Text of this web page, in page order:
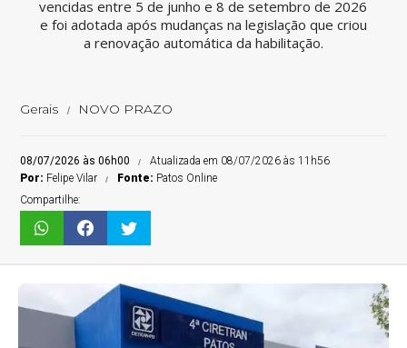
vencidas entre 5 de junho e 8 de setembro de 2026
e foi adotada após mudanças na legislação que criou
a renovação automática da habilitação.
Gerais NOVO PRAZO
08/07/2026 às 06h00
Atualizada em 08/07/2026 às 11h56
Por: Felipe Vilar Fonte: Patos Online
Compartilhe: